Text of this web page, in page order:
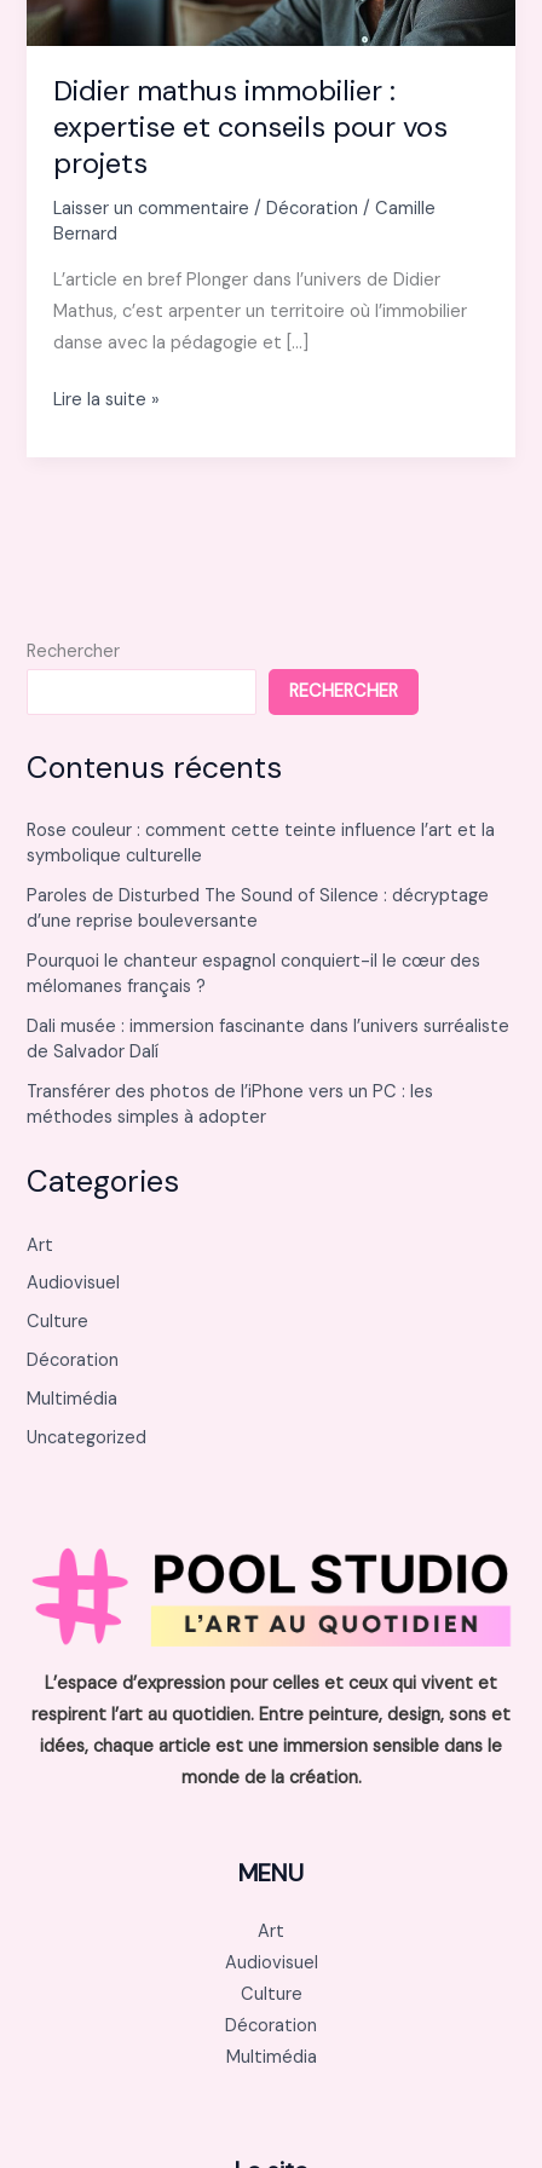
Didier mathus immobilier :
expertise et conseils pour vos
projets
Laisser un commentaire /Décoration /Camille
Bernard
L’article en bref Plonger dans l’univers de Didier
Mathus, c’est arpenter un territoire où l’immobilier
danse avec la pédagogie et […]
Didier
immobilier
vos
Lire la suite »
Rechercher
RECHERCHER
Contenus récents
Rose couleur : comment cette teinte influence l’art et la
symbolique culturelle
Paroles de Disturbed The Sound of Silence : décryptage
d’une reprise bouleversante
Pourquoi le chanteur espagnol conquiert-il le cœur des
mélomanes français ?
Dali musée : immersion fascinante dans l’univers surréaliste
de Salvador Dalí
Transférer des photos de l’iPhone vers un PC : les
méthodes simples à adopter
Categories
Art
Audiovisuel
Culture
Décoration
Multimédia
Uncategorized
L’espace d’expression pour celles et ceux qui vivent et
respirent l’art au quotidien. Entre peinture, design, sons et
idées, chaque article est une immersion sensible dans le
monde de la création.
MENU
Art
Audiovisuel
Culture
Décoration
Multimédia